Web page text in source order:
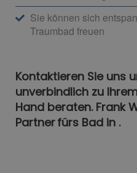
Sie können sich
Traumbad freuen
Kontaktieren Sie uns
unverbindlich zu
Hand beraten. Frank
Partner fürs Bad in .